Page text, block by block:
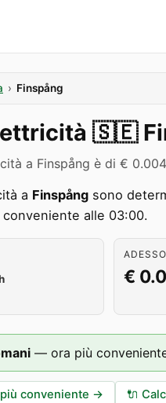
› Finspång
🇸🇪
a Finspång è di €
a Finspång sono
alle 03:00.
€
— ora più
conveniente → 🔌